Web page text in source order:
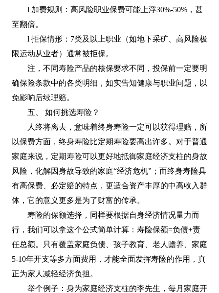
l 加费规则：高风险职业保费可能上浮30%-50%，甚
至翻倍。
l 拒保情形：7类及以上职业（如地下采矿、高风险极
限运动从业者）通常被拒保。
注，不同寿险产品的核保要求不同，投保前一定要明
确保险条款中的各类明细，如实告知健康与职业问题，以
免影响后续理赔。
五、 如何挑选寿险？
人终将离去，意味着终身寿险一定可以获得理赔，所
以保费方面，终身寿险比定期寿险要高出许多。对于普通
家庭来说，定期寿险可以更好地抵御家庭经济支柱的身故
风险，化解因身故导致的家庭“经济危机”；而终身寿险具
有高保费、必定赔的特点，更适合资产丰厚的中高收入群
体，它的意义更多是为了财富的传承。
寿险的保额选择，同样要根据自身经济情况量力而
行，我们可以拿这个公式简单计算：寿险保额=负债+责
任总额。只有覆盖家庭负债、孩子教育、老人赡养、家庭
5-10年开支等多方面费用，才能全面发挥寿险的作用，真
正为家人减轻经济负担。
举个例子：身为家庭经济支柱的李先生，每月家庭开